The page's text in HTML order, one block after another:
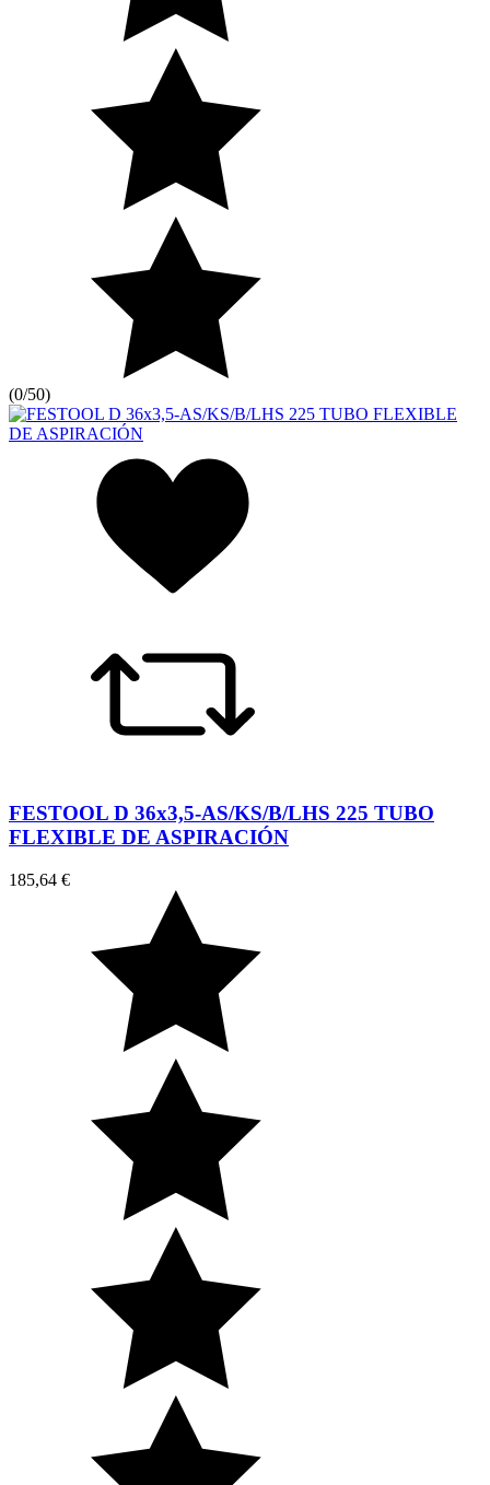
(0/50)
FESTOOL D 36x3,5-AS/KS/B/LHS 225 TUBO
FLEXIBLE DE ASPIRACIÓN
185,64 €